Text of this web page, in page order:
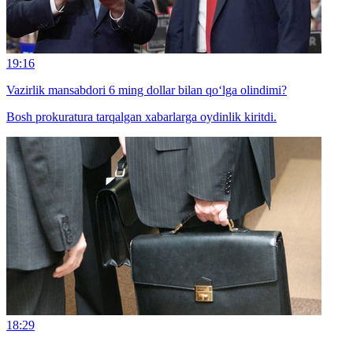
19:16
Vazirlik mansabdori 6 ming dollar bilan qo‘lga olindimi?
Bosh prokuratura tarqalgan xabarlarga oydinlik kiritdi.
18:29